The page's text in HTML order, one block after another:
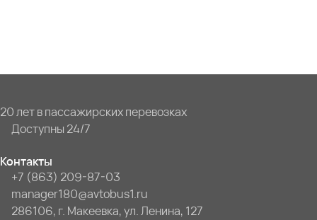
20 лет в пассажирских перевозках
Доступны 24/7
Контакты
+7 (863) 209-87-03
manager180@avtobus1.ru
286106, г. Макеевка, ул. Ленина, 127